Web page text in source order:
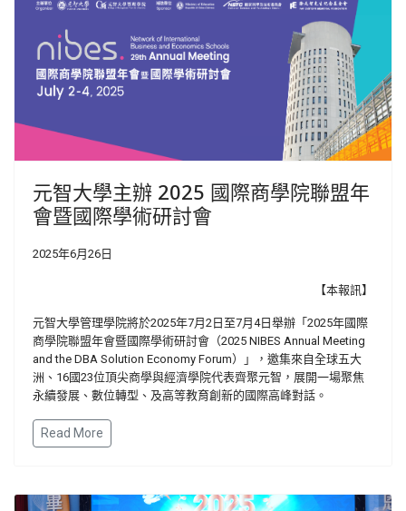
元智大學主辦 2025 國際商學院聯盟年
會暨國際學術研討會
2025年6月26日
【本報訊】
元智大學管理學院將於2025年7月2日至7月4日舉辦「2025年國際
商學院聯盟年會暨國際學術研討會（2025 NIBES Annual Meeting
and the DBA Solution Economy Forum）」，邀集來自全球五大
洲、16國23位頂尖商學與經濟學院代表齊聚元智，展開一場聚焦
永續發展、數位轉型、及高等教育創新的國際高峰對話。
Read More